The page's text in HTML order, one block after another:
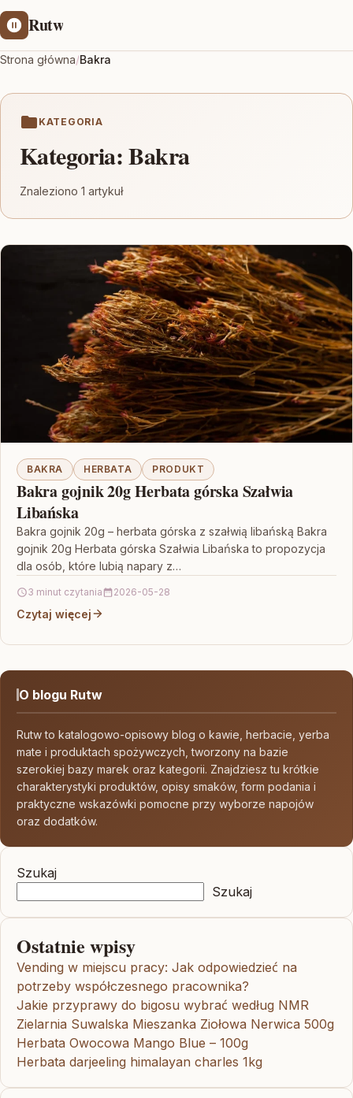
Rutw
Strona główna/Bakra
KATEGORIA
Kategoria:Bakra
Znaleziono 1 artykuł
BAKRA HERBATA PRODUKT
Bakra gojnik 20g Herbata górska Szałwia
Libańska
Bakra gojnik 20g – herbata górska z szałwią libańską Bakra
gojnik 20g Herbata górska Szałwia Libańska to propozycja
dla osób, które lubią napary z…
3 minut czytania 2026-05-28
Czytaj więcej
O blogu Rutw
Rutw to katalogowo-opisowy blog o kawie, herbacie, yerba
mate i produktach spożywczych, tworzony na bazie
szerokiej bazy marek oraz kategorii. Znajdziesz tu krótkie
charakterystyki produktów, opisy smaków, form podania i
praktyczne wskazówki pomocne przy wyborze napojów
oraz dodatków.
Szukaj
Szukaj
Ostatnie wpisy
Vending w miejscu pracy: Jak odpowiedzieć na
potrzeby współczesnego pracownika?
Jakie przyprawy do bigosu wybrać według NMR
Zielarnia Suwalska Mieszanka Ziołowa Nerwica 500g
Herbata Owocowa Mango Blue – 100g
Herbata darjeeling himalayan charles 1kg